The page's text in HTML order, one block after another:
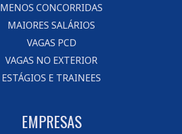
MENOS CONCORRIDAS
MAIORES SALÁRIOS
VAGAS PCD
VAGAS NO EXTERIOR
ESTÁGIOS E TRAINEES
EMPRESAS